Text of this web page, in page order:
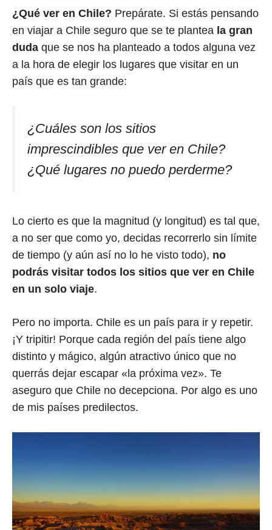
¿Qué ver en Chile? Prepárate. Si estás pensando
en viajar a Chile seguro que se te plantea la gran
duda que se nos ha planteado a todos alguna vez
a la hora de elegir los lugares que visitar en un
país que es tan grande:
¿Cuáles son los sitios
imprescindibles que ver en Chile?
¿Qué lugares no puedo perderme?
Lo cierto es que la magnitud (y longitud) es tal que,
a no ser que como yo, decidas recorrerlo sin límite
de tiempo (y aún así no lo he visto todo), no
podrás visitar todos los sitios que ver en Chile
en un solo viaje.
Pero no importa. Chile es un país para ir y repetir.
¡Y tripitir! Porque cada región del país tiene algo
distinto y mágico, algún atractivo único que no
querrás dejar escapar «la próxima vez». Te
aseguro que Chile no decepciona. Por algo es uno
de mis países predilectos.